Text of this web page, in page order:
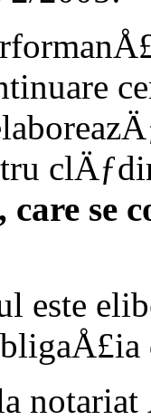
se
este
notariat